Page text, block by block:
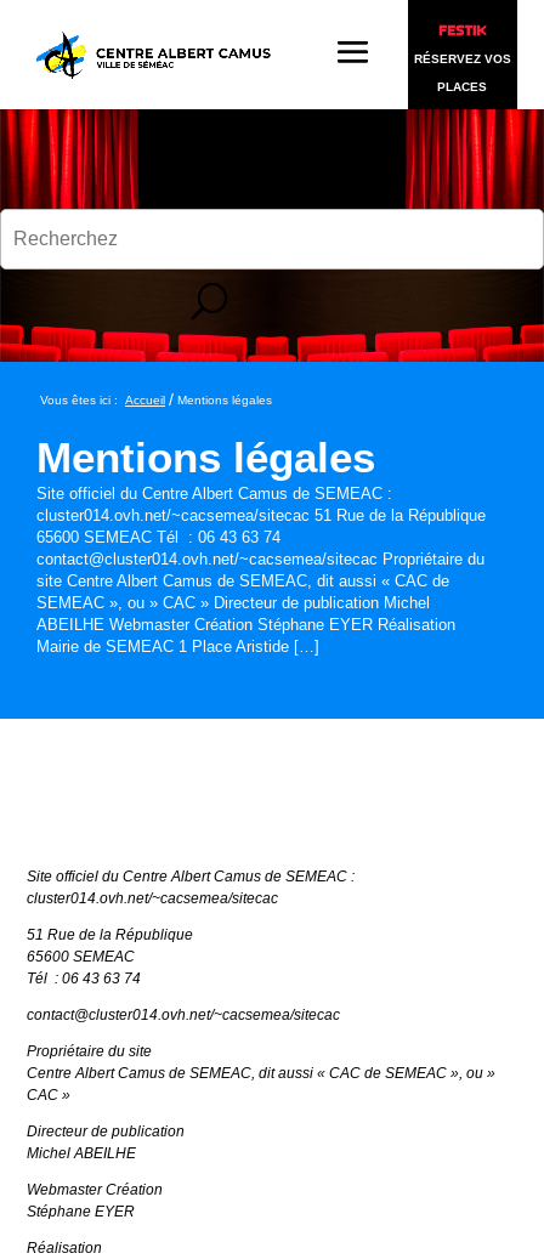
RÉSERVEZ VOS
PLACES
Vous êtes ici : Accueil / Mentions légales
Mentions légales
Site officiel du Centre Albert Camus de SEMEAC :
cluster014.ovh.net/~cacsemea/sitecac 51 Rue de la République
65600 SEMEAC Tél : 06 43 63 74
contact@cluster014.ovh.net/~cacsemea/sitecac Propriétaire du
site Centre Albert Camus de SEMEAC, dit aussi « CAC de
SEMEAC », ou » CAC » Directeur de publication Michel
ABEILHE Webmaster Création Stéphane EYER Réalisation
Mairie de SEMEAC 1 Place Aristide […]
Site officiel du Centre Albert Camus de SEMEAC :
cluster014.ovh.net/~cacsemea/sitecac
51 Rue de la République
65600 SEMEAC
Tél : 06 43 63 74
contact@cluster014.ovh.net/~cacsemea/sitecac
Propriétaire du site
Centre Albert Camus de SEMEAC, dit aussi « CAC de SEMEAC », ou »
CAC »
Directeur de publication
Michel ABEILHE
Webmaster Création
Stéphane EYER
Réalisation